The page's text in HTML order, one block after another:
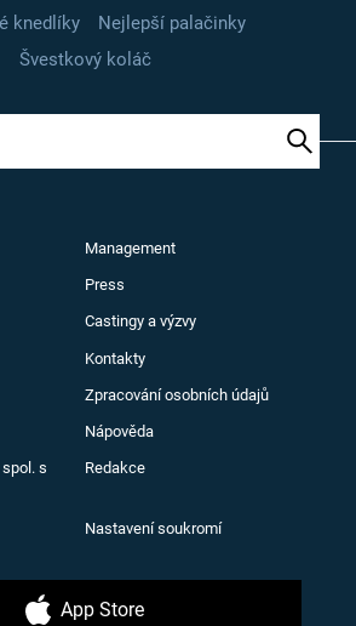
knedlíky
Nejlepší palačinky
Švestkový koláč
Management
Press
Castingy a výzvy
Kontakty
Zpracování osobních údajů
Nápověda
s
Redakce
Nastavení soukromí
App Store